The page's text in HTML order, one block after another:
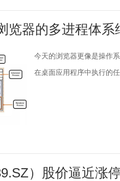
览器的多进程体
今天的浏览器更像是操作
在桌面应用程序中执行的
）股价逼近涨